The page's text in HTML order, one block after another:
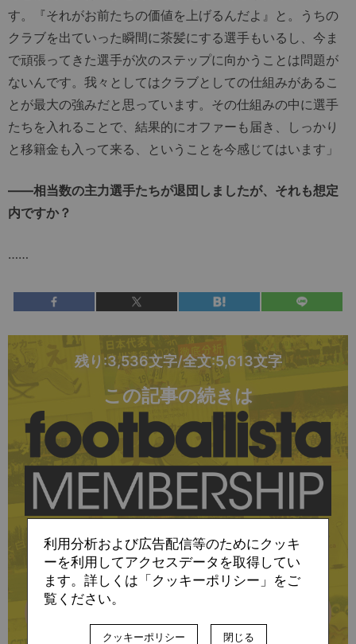
す。『それがお前たちの価値を上げるんだよ』と。うちの
クラブを出ていった瞬間に茶髪にする選手もいるし、今ま
で頑張ってきた選手が次のステップに向かうことは問題が
ないんです。我々としてはクラブとしての仕組みがあるこ
とが最大の強みだと思っています。その仕組みの中に選手
たちを入れることで、結果的にオファーも届き、しっかり
と移籍金も入って来る、ということを今感じてはいます」
――相当数の主力選手たちが退団しましたが、それも想定
内ですか？
……
残り:3,536文字/全文:5,613文字
この記事の続きは
お読みいただけます
利用分析および広告配信等のためにクッキ
ーを利用してアクセスデータを取得してい
ます。詳しくは「クッキーポリシー」をご
覧ください。
クッキーポリシー 閉じる